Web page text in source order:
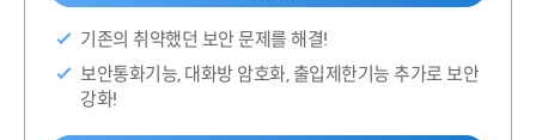
기존의 취약했던 보안 문제를 해결!
보안통화기능, 대화방 암호화, 출입제한기능 추가로 보안
강화!